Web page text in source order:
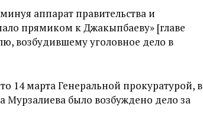
аппарат правительства и
прямиком к Джакыпбаеву» [главе
возбудившему уголовное дело в
14 марта Генеральной прокуратурой, в
Мурзалиева было возбуждено дело за